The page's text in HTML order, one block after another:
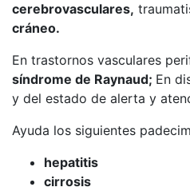
cerebrovasculares,
cráneo.
En trastornos vasculares
síndrome de Raynaud; En
y del estado de alerta y
Ayuda los siguientes
hepatitis
cirrosis